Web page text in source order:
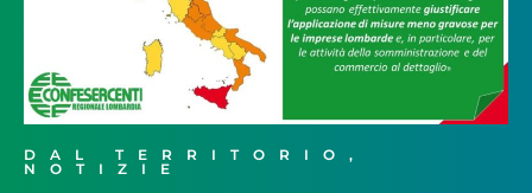
DAL TERRITORIO ,
NOTIZIE